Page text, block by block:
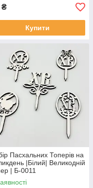
₴
Купити
Пасхальних Топерів на
|Білий| Великодній
| Б-0011